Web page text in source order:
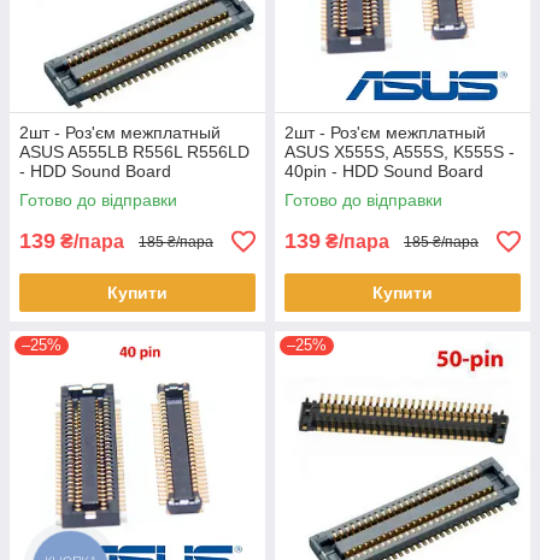
2шт - Роз'єм межплатный
ASUS A555LB R556L R556LD
- HDD Sound Board
Готово до відправки
139 ₴/пара 185 ₴/пара
Купити
2шт - Роз'єм межплатный
ASUS X555S, A555S, K555S -
40pin - HDD Sound Board
Готово до відправки
139 ₴/пара 185 ₴/пара
Купити
–25% –25%